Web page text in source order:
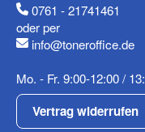
Fax
0761 - 21741461
oder per
info@toneroffice.de
Mo. - Fr. 9:00-12:00 /
Vertrag widerrufen